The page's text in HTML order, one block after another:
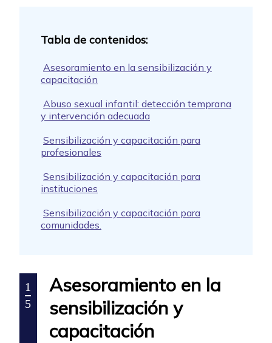
Asesoramiento en la sensibilización y
capacitación
Abuso sexual infantil: detección temprana
y intervención adecuada
Sensibilización y capacitación para
profesionales
Sensibilización y capacitación para
instituciones
Sensibilización y capacitación para
comunidades.
1
5
Asesoramiento en la
sensibilización y
capacitación